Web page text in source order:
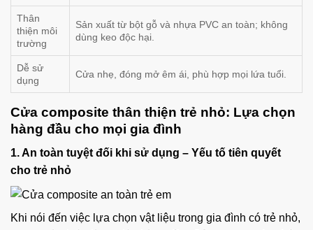
Thân
thiện môi
trường
Sản xuất từ bột gỗ và nhựa PVC an toàn; không
dùng keo độc hại.
Dễ sử
dụng
Cửa nhẹ, đóng mở êm ái, phù hợp mọi lứa tuổi.
Cửa composite thân thiện trẻ nhỏ: Lựa chọn
hàng đầu cho mọi gia đình
1. An toàn tuyệt đối khi sử dụng – Yếu tố tiên quyết
cho trẻ nhỏ
Khi nói đến việc lựa chọn vật liệu trong gia đình có trẻ nhỏ,